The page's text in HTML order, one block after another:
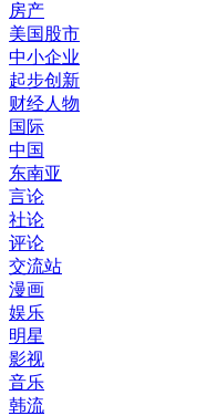
房产
美国股市
中小企业
起步创新
财经人物
国际
中国
东南亚
言论
社论
评论
交流站
漫画
娱乐
明星
影视
音乐
韩流